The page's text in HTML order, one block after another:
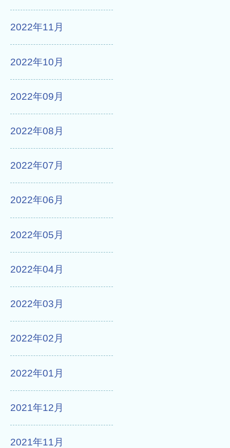
2022年11月
2022年10月
2022年09月
2022年08月
2022年07月
2022年06月
2022年05月
2022年04月
2022年03月
2022年02月
2022年01月
2021年12月
2021年11月